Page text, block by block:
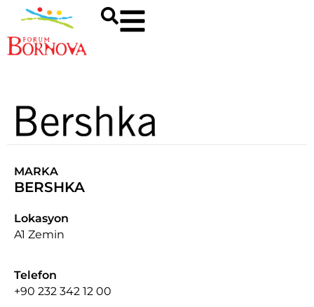
MARKA
BERSHKA
Lokasyon
A1 Zemin
Telefon
+90 232 342 12 00